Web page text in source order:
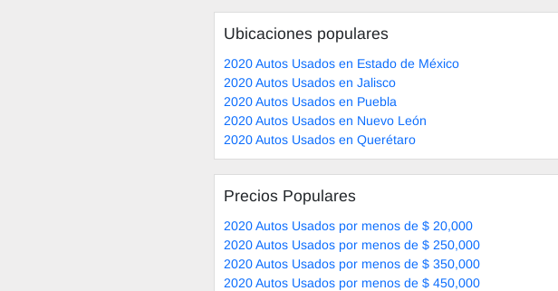
Ubicaciones populares
2020 Autos Usados en Estado de México
2020 Autos Usados en Jalisco
2020 Autos Usados en Puebla
2020 Autos Usados en Nuevo León
2020 Autos Usados en Querétaro
Precios Populares
2020 Autos Usados por menos de $ 20,000
2020 Autos Usados por menos de $ 250,000
2020 Autos Usados por menos de $ 350,000
2020 Autos Usados por menos de $ 450,000